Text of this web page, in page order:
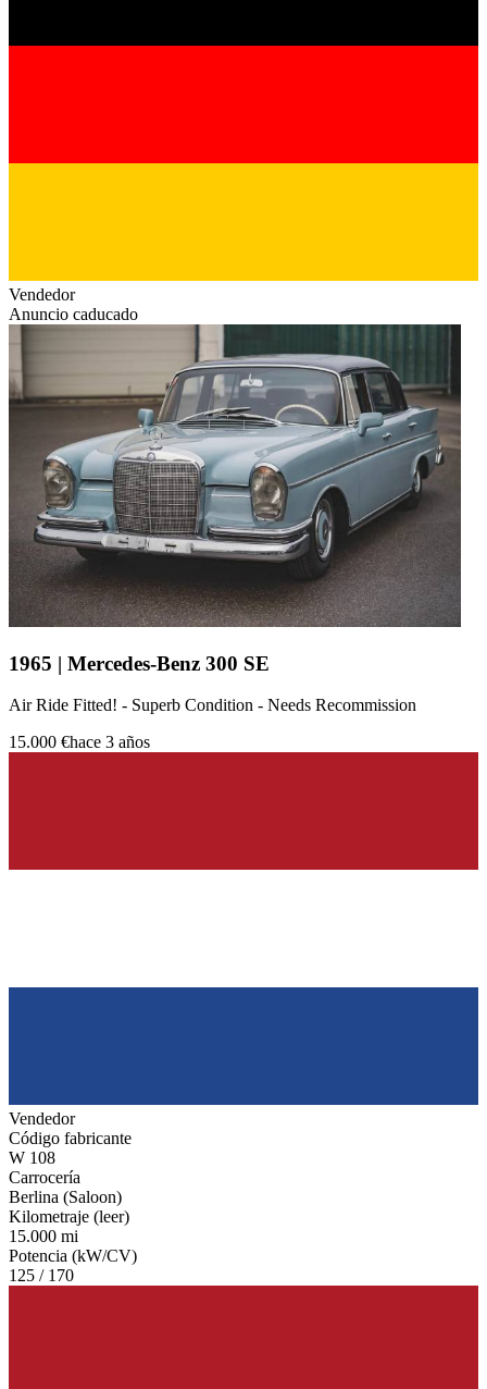
Vendedor
Anuncio caducado
1965 | Mercedes-Benz 300 SE
Air Ride Fitted! - Superb Condition - Needs Recommission
15.000 €hace 3 años
Vendedor
Código fabricante
W 108
Carrocería
Berlina (Saloon)
Kilometraje (leer)
15.000 mi
Potencia (kW/CV)
125 / 170